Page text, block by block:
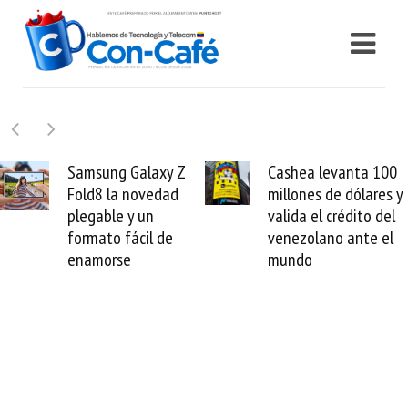
Samsung Galaxy Z
Fold8 la novedad
plegable y un
formato fácil de
enamorse
Cashea levanta 100
millones de dólares y
valida el crédito del
venezolano ante el
mundo